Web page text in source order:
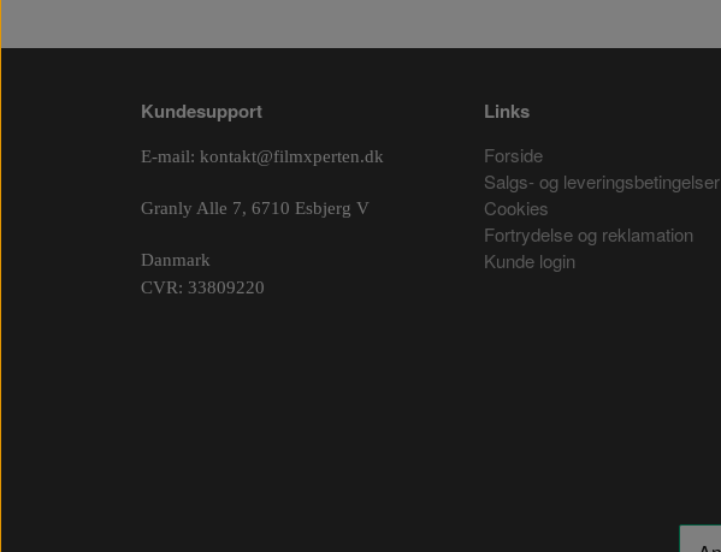
Kundesupport
E-mail: kontakt@filmxperten.dk
Granly Alle 7, 6710 Esbjerg V
Danmark
CVR: 33809220
Links
Forside
Salgs- og leveringsbetingelser
Cookies
Fortrydelse og reklamation
Kunde login